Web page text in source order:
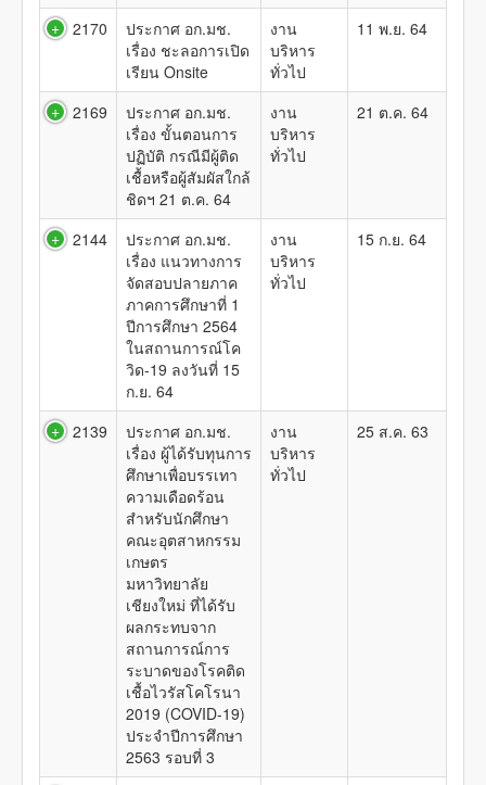
2170
ประกาศ อก.มช.
เรื่อง ชะลอการเปิด
เรียน Onsite
งาน
บริหาร
ทั่วไป
11 พ.ย. 64
2169
ประกาศ อก.มช.
เรื่อง ขั้นตอนการ
ปฏิบัติ กรณีมีผู้ติด
เชื้อหรือผู้สัมผัสใกล้
ชิดฯ 21 ต.ค. 64
งาน
บริหาร
ทั่วไป
21 ต.ค. 64
2144
ประกาศ อก.มช.
เรื่อง แนวทางการ
จัดสอบปลายภาค
ภาคการศึกษาที่ 1
ปีการศึกษา 2564
ในสถานการณ์โค
วิด-19 ลงวันที่ 15
ก.ย. 64
งาน
บริหาร
ทั่วไป
15 ก.ย. 64
2139
ประกาศ อก.มช.
เรื่อง ผู้ได้รับทุนการ
ศึกษาเพื่อบรรเทา
ความเดือดร้อน
สำหรับนักศึกษา
คณะอุตสาหกรรม
เกษตร
มหาวิทยาลัย
เชียงใหม่ ที่ได้รับ
ผลกระทบจาก
สถานการณ์การ
ระบาดของโรคติด
เชื้อไวรัสโคโรนา
2019 (COVID-19)
ประจำปีการศึกษา
2563 รอบที่ 3
งาน
บริหาร
ทั่วไป
25 ส.ค. 63